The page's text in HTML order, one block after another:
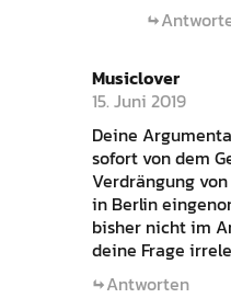
Musiclover
15. Juni 2019
Deine
sofort von dem
Verdrängung
in Berlin
bisher nicht im
deine Frage
Antworten